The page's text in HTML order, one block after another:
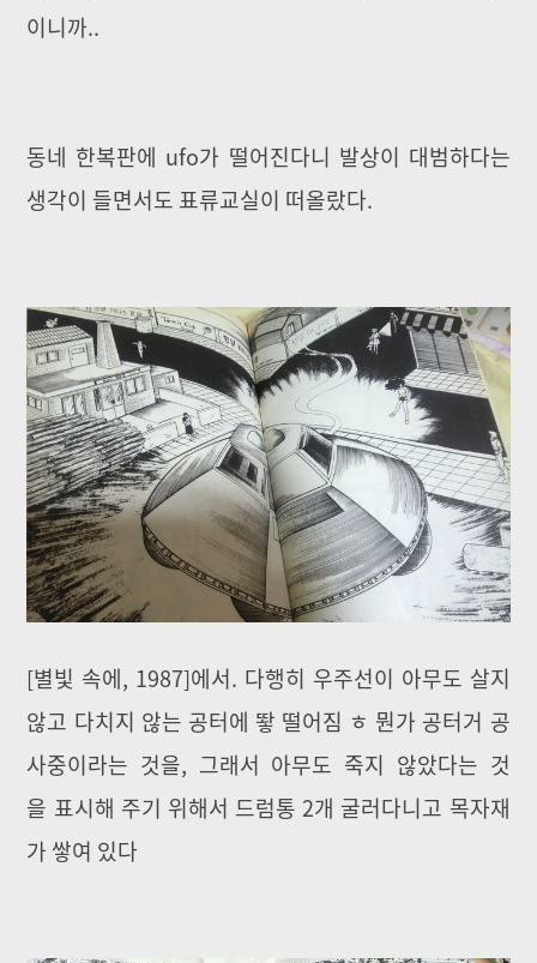
이니까..
동네 한복판에 ufo가 떨어진다니 발상이 대범하다는
생각이 들면서도 표류교실이 떠올랐다.
[별빛 속에, 1987]에서. 다행히 우주선이 아무도 살지
않고 다치지 않는 공터에 뙇 떨어짐 ㅎ 뭔가 공터거 공
사중이라는 것을, 그래서 아무도 죽지 않았다는 것
을 표시해 주기 위해서 드럼통 2개 굴러다니고 목자재
가 쌓여 있다